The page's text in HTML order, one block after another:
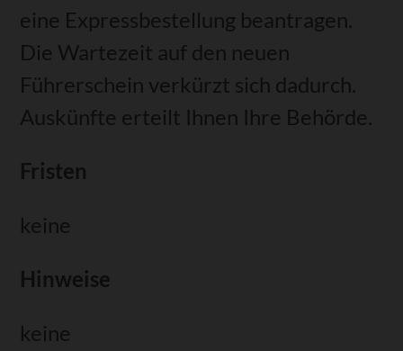
eine Expressbestellung beantragen.
Die Wartezeit auf den neuen
Führerschein verkürzt sich dadurch.
Auskünfte erteilt Ihnen Ihre Behörde.
Fristen
keine
Hinweise
keine